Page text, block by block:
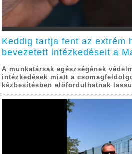
Keddig tartja fent az extrém
bevezetett intézkedéseit a
A munkatársak egészségének
intézkedések miatt a
kézbesítésben előfordulhatnak